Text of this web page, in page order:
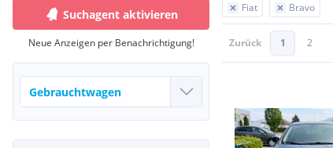
Fiat Bravo
Zurück 1 2
Suchagent aktivieren
Neue Anzeigen per Benachrichtigung!